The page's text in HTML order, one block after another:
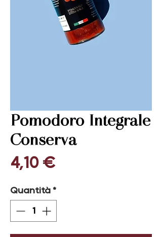
Pomodoro Integrale
Conserva
4,10 €Prezzo
Quantità*